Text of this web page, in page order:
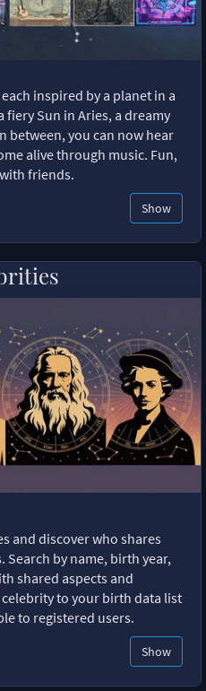
inspired by a planet in a
Sun in Aries, a dreamy
between, you can now hear
alive through music. Fun,
friends.
Show
and discover who shares
by name, birth year,
shared aspects and
to your birth data list
to registered users.
Show